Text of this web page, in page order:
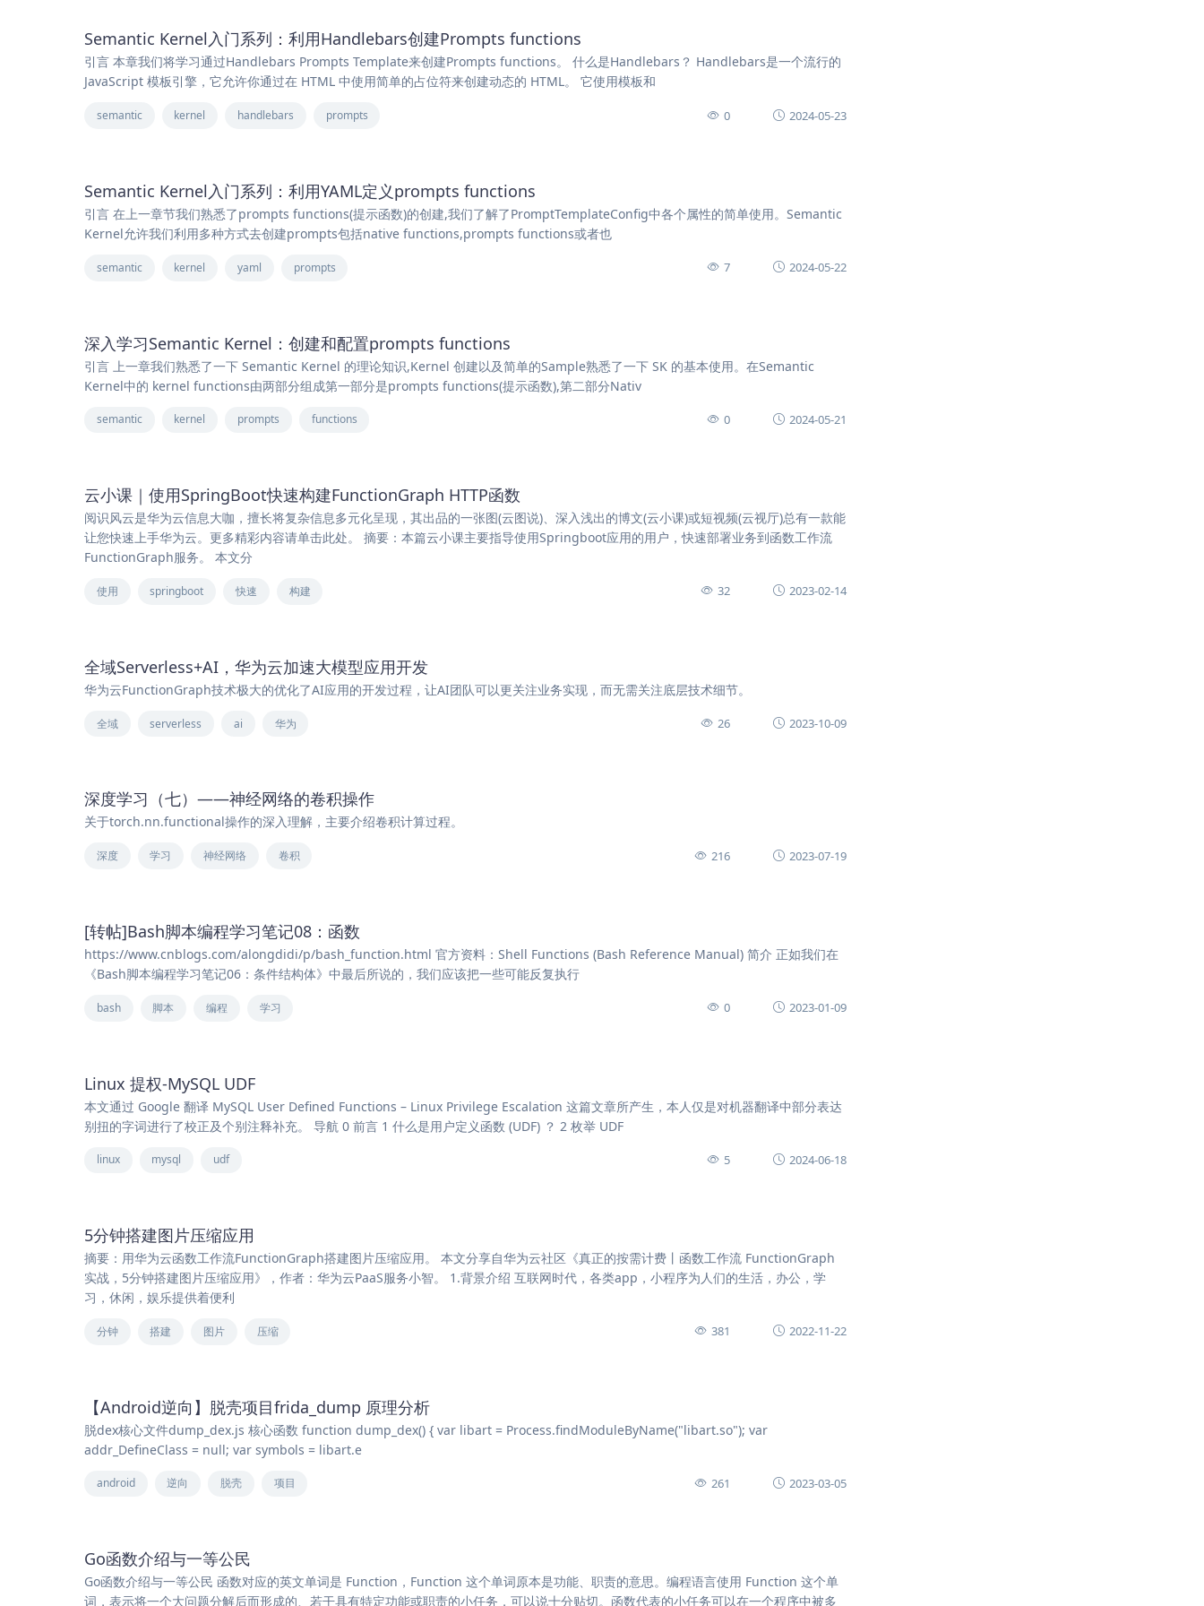
Semantic Kernel入门系列：利用Handlebars创建Prompts functions
引言 本章我们将学习通过Handlebars Prompts Template来创建Prompts functions。 什么是Handlebars？ Handlebars是一个流行的
JavaScript 模板引擎，它允许你通过在 HTML 中使用简单的占位符来创建动态的 HTML。 它使用模板和
semantic kernel handlebars prompts 0 2024-05-23
Semantic Kernel入门系列：利用YAML定义prompts functions
引言 在上一章节我们熟悉了prompts functions(提示函数)的创建,我们了解了PromptTemplateConfig中各个属性的简单使用。Semantic
Kernel允许我们利用多种方式去创建prompts包括native functions,prompts functions或者也
semantic kernel yaml prompts 7 2024-05-22
深入学习Semantic Kernel：创建和配置prompts functions
引言 上一章我们熟悉了一下 Semantic Kernel 的理论知识,Kernel 创建以及简单的Sample熟悉了一下 SK 的基本使用。在Semantic
Kernel中的 kernel functions由两部分组成第一部分是prompts functions(提示函数),第二部分Nativ
semantic kernel prompts functions 0 2024-05-21
云小课｜使用SpringBoot快速构建FunctionGraph HTTP函数
阅识风云是华为云信息大咖，擅长将复杂信息多元化呈现，其出品的一张图(云图说)、深入浅出的博文(云小课)或短视频(云视厅)总有一款能
让您快速上手华为云。更多精彩内容请单击此处。 摘要：本篇云小课主要指导使用Springboot应用的用户，快速部署业务到函数工作流
FunctionGraph服务。 本文分
使用 springboot 快速 构建 32 2023-02-14
全域Serverless+AI，华为云加速大模型应用开发
华为云FunctionGraph技术极大的优化了AI应用的开发过程，让AI团队可以更关注业务实现，而无需关注底层技术细节。
全域 serverless ai 华为 26 2023-10-09
深度学习（七）——神经网络的卷积操作
关于torch.nn.functional操作的深入理解，主要介绍卷积计算过程。
深度 学习 神经网络 卷积 216 2023-07-19
[转帖]Bash脚本编程学习笔记08：函数
https://www.cnblogs.com/alongdidi/p/bash_function.html 官方资料：Shell Functions (Bash Reference Manual) 简介 正如我们在
《Bash脚本编程学习笔记06：条件结构体》中最后所说的，我们应该把一些可能反复执行
bash 脚本 编程 学习 0 2023-01-09
Linux 提权-MySQL UDF
本文通过 Google 翻译 MySQL User Defined Functions – Linux Privilege Escalation 这篇文章所产生，本人仅是对机器翻译中部分表达
别扭的字词进行了校正及个别注释补充。 导航 0 前言 1 什么是用户定义函数 (UDF) ？ 2 枚举 UDF
linux mysql udf 5 2024-06-18
5分钟搭建图片压缩应用
摘要：用华为云函数工作流FunctionGraph搭建图片压缩应用。 本文分享自华为云社区《真正的按需计费丨函数工作流 FunctionGraph
实战，5分钟搭建图片压缩应用》，作者：华为云PaaS服务小智。 1.背景介绍 互联网时代，各类app，小程序为人们的生活，办公，学
习，休闲，娱乐提供着便利
分钟 搭建 图片 压缩 381 2022-11-22
【Android逆向】脱壳项目frida_dump 原理分析
脱dex核心文件dump_dex.js 核心函数 function dump_dex() { var libart = Process.findModuleByName("libart.so"); var
addr_DefineClass = null; var symbols = libart.e
android 逆向 脱壳 项目 261 2023-03-05
Go函数介绍与一等公民
Go函数介绍与一等公民 函数对应的英文单词是 Function，Function 这个单词原本是功能、职责的意思。编程语言使用 Function 这个单
词，表示将一个大问题分解后而形成的、若干具有特定功能或职责的小任务，可以说十分贴切。函数代表的小任务可以在一个程序中被多